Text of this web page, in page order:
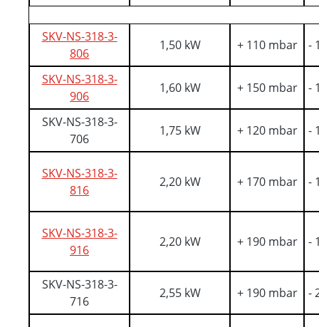
SKV-NS-318-3-
806
1,50 kW + 110 mbar -
SKV-NS-318-3-
906
1,60 kW + 150 mbar -
SKV-NS-318-3-
706
1,75 kW + 120 mbar -
SKV-NS-318-3-
816
2,20 kW + 170 mbar -
SKV-NS-318-3-
916
2,20 kW + 190 mbar -
SKV-NS-318-3-
716
2,55 kW + 190 mbar -